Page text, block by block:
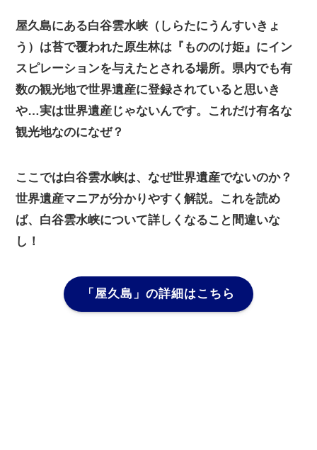
屋久島にある白谷雲水峡（しらたにうんすいきょ
う）は苔で覆われた原生林は『もののけ姫』にイン
スピレーションを与えたとされる場所。県内でも有
数の観光地で世界遺産に登録されていると思いき
や…実は世界遺産じゃないんです。これだけ有名な
観光地なのになぜ？
ここでは白谷雲水峡は、なぜ世界遺産でないのか？
世界遺産マニアが分かりやすく解説。これを読め
ば、白谷雲水峡について詳しくなること間違いな
し！
「屋久島」 の詳細はこちら